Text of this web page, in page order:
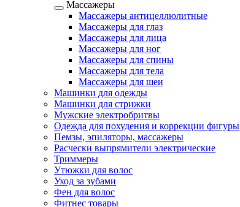
Массажеры
Массажеры антицеллюлитные
Массажеры для глаз
Массажеры для лица
Массажеры для ног
Массажеры для спины
Массажеры для тела
Массажеры для шеи
Машинки для одежды
Машинки для стрижки
Мужские электробритвы
Одежда для похудения и коррекции фигуры
Пемзы, эпиляторы, массажеры
Расчески выпрямители электрические
Триммеры
Утюжки для волос
Уход за зубами
Фен для волос
Фитнес товары